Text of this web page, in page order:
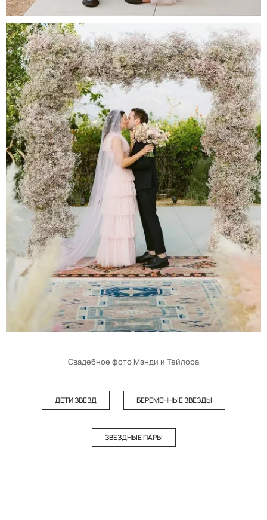
Свадебное фото Мэнди и Тейлора
ДЕТИ ЗВЕЗД БЕРЕМЕННЫЕ ЗВЕЗДЫ
ЗВЕЗДНЫЕ ПАРЫ